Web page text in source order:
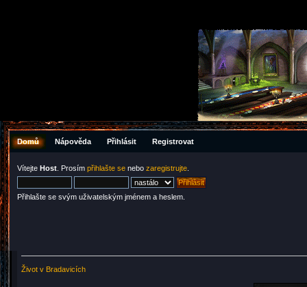
Domů Nápověda Přihlásit Registrovat
Vítejte Host . Prosím přihlašte se nebo zaregistrujte
Přihlašte se svým uživatelským jménem a heslem.
Život v Bradavicích